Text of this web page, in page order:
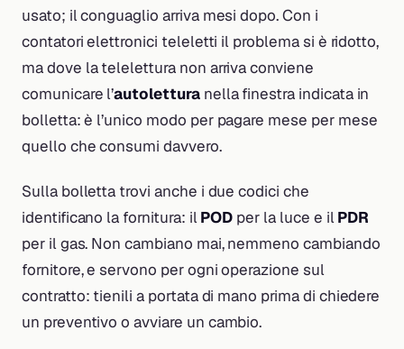
usato; il conguaglio arriva mesi dopo. Con i
contatori elettronici teleletti il problema si è ridotto,
ma dove la telelettura non arriva conviene
comunicare l’autoletturanella finestra indicata in
bolletta: è l’unico modo per pagare mese per mese
quello che consumi davvero.
Sulla bolletta trovi anche i due codici che
identificano la fornitura: ilPOD per la luce e ilPDR
per il gas. Non cambiano mai, nemmeno cambiando
fornitore, e servono per ogni operazione sul
contratto: tienili a portata di mano prima di chiedere
un preventivo o avviare un cambio.